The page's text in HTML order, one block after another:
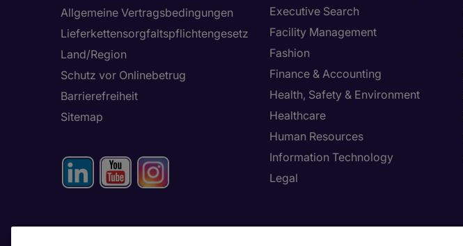
Allgemeine Vertragsbedingungen
Lieferkettensorgfaltspflichtengesetz
Land/Region
Schutz vor Onlinebetrug
Barrierefreiheit
Sitemap
Executive Search
Facility Management
Fashion
Finance & Accounting
Health, Safety & Environment
Healthcare
Human Resources
Information Technology
Legal